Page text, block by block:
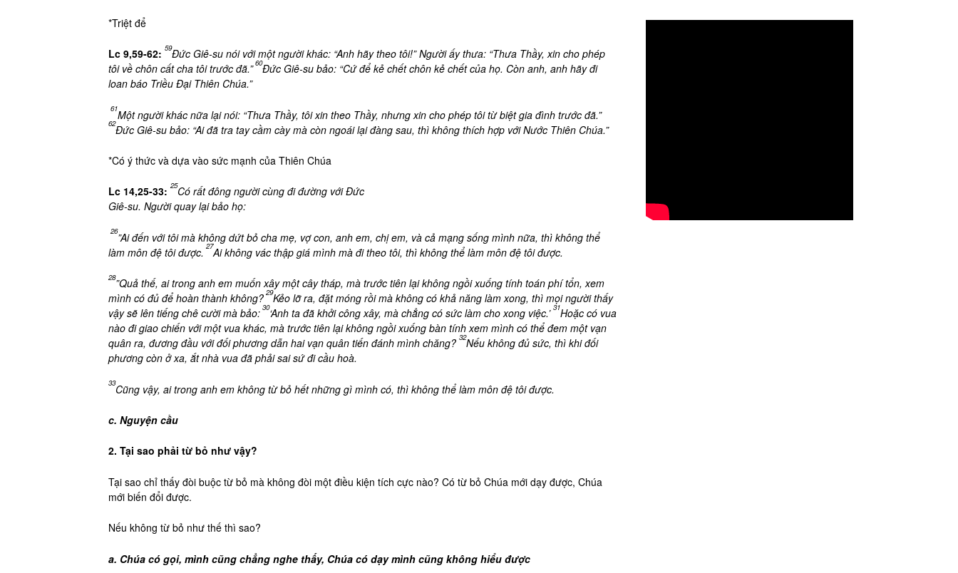
*Triệt để
Lc 9,59-62: 59Đức Giê-su nói với một người khác: “Anh hãytheo tôi!” Người ấy thưa: “Thưa Thầy, xin cho phép
tôi về chôn cất cha tôi trước đã.” 60Đức Giê-su bảo: “Cứ để kẻ chết chôn kẻ chết của họ. Còn anh, anh hãy đi
loan báo Triều Đại Thiên Chúa.”
61Một người khác nữa lại nói: “Thưa Thầy, tôi xin theo Thầy, nhưng xin cho phép tôi từ biệt gia đình trước đã.”
62Đức Giê-su bảo: “Ai đã tra tay cầm cày mà còn ngoái lại đàng sau, thì không thích hợp với Nước Thiên Chúa.”
*Có ý thức và dựa vào sức mạnh của Thiên Chúa
Lc 14,25-33: 25Có rất đông người cùng đi đường với Đức
Giê-su. Người quay lại bảo họ:
26”Ai đến với tôi mà không dứt bỏ cha mẹ, vợ con, anh em, chị em, và cả mạng sống mình nữa, thì không thể
làm môn đệ tôi được. 27Ai không vác thập giá mình mà đi theo tôi, thì không thể làm môn đệ tôi được.
28”Quả thế, ai trong anh em muốn xây một cây tháp, mà trước tiên lại không ngồi xuống tính toán phí tổn, xem
mình có đủ để hoàn thành không? 29Kẻo lỡ ra, đặt móng rồi mà không có khả năng làm xong, thì mọi người thấy
vậy sẽ lên tiếng chê cười mà bảo: 30‘Anh ta đã khởi công xây, mà chẳng có sức làm cho xong việc.’ 31Hoặc có vua
nào đi giao chiến với một vua khác, mà trước tiên lại không ngồi xuống bàn tính xem mình có thể đem một vạn
quân ra, đương đầu với đối phương dẫn hai vạn quân tiến đánh mình chăng? 32Nếu không đủ sức, thì khi đối
phương còn ở xa, ắt nhà vua đã phải sai sứ đi cầu hoà.
33Cũng vậy, ai trong anh em không từ bỏ hết những gì mình có, thì không thể làm môn đệ tôi được.
c. Nguyện cầu
2. Tại sao phải từ bỏ như vậy?
Tại sao chỉ thấy đòi buộc từ bỏ mà không đòi một điều kiện tích cực nào? Có từ bỏ Chúa mới dạy được, Chúa
mới biến đổi được.
Nếu không từ bỏ như thế thì sao?
a. Chúa có gọi, mình cũng chẳng nghe thấy, Chúa có dạy mình cũng không hiểu được